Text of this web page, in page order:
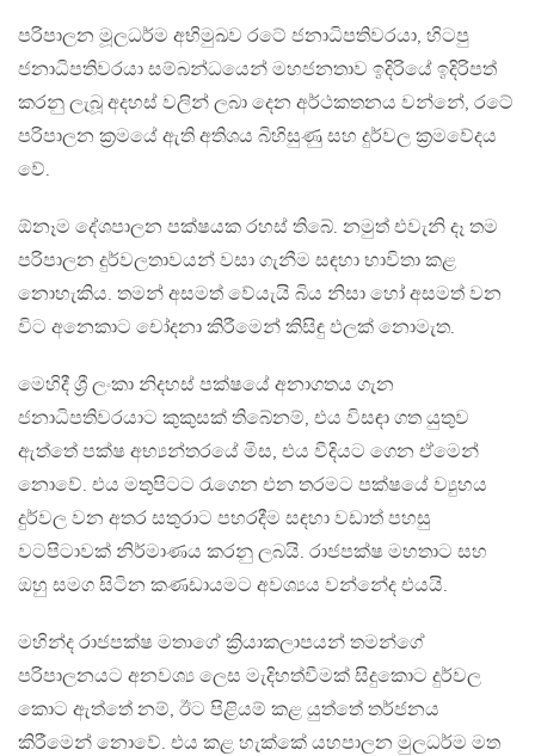
පරිපාලන මූලධර්ම අභිමුඛව රටේ ජනාධිපතිවරයා, හිටපු
ජනාධිපතිවරයා සම්බන්ධයෙන් මහජනතාව ඉදිරියේ ඉදිරිපත්
කරනු ලැබූ අදහස් වලින් ලබා දෙන අර්ථකතනය වන්නේ, රටේ
පරිපාලන ක්‍රමයේ ඇති අතිශය බිහිසුණු සහ දුර්වල ක්‍රමවේදය
වේ.
ඕනෑම දේශපාලන පක්ෂයක රහස් තිබේ. නමුත් එවැනි දෑ තම
පරිපාලන දුර්වලතාවයන් වසා ගැනීම සඳහා භාවිතා කළ
නොහැකිය. තමන් අසමත් වේයැයි බිය නිසා හෝ අසමත් වන
විට අනෙකාට චෝදනා කිරීමෙන් කිසිඳු ඵලක් නොමැත.
මෙහිදී ශ්‍රී ලංකා නිදහස් පක්ෂයේ අනාගතය ගැන
ජනාධිපතිවරයාට කුකුසක් තිබේනම්, එය විසඳා ගත යුතුව
ඇත්තේ පක්ෂ අභ්‍යන්තරයේ මිස, එය වීදියට ගෙන ඒමෙන්
නොවේ. එය මතුපිටට රැගෙන එන තරමට පක්ෂයේ ව්‍යුහය
දුර්වල වන අතර සතුරාට පහරදීම සඳහා වඩාත් පහසු
වටපිටාවක් නිර්මාණය කරනු ලබයි. රාජපක්ෂ මහතාට සහ
ඔහු සමග සිටින කණඩායමට අවශ්‍යය වන්නේද එයයි.
මහින්ද රාජපක්ෂ මතාගේ ක්‍රියාකලාපයන් තමන්ගේ
පරිපාලනයට අනවශ්‍ය ලෙස මැදිහත්වීමක් සිදුකොට දුර්වල
කොට ඇත්තේ නම්, ඊට පිළියම් කළ යුත්තේ තර්ජනය
කිරීමෙන් නොවේ. එය කළ හැක්කේ යහපාලන මුලධර්ම මත